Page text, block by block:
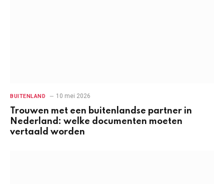
BUITENLAND 10 mei 2026
Trouwen met een buitenlandse partner in
Nederland: welke documenten moeten
vertaald worden